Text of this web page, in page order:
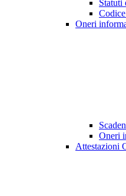
Statuti
Oneri
Oneri
Attestazioni